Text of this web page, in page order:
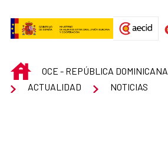
INICIOOCE - REPÚBLICA DOMINICANA
ACTUALIDAD
NOTICIAS